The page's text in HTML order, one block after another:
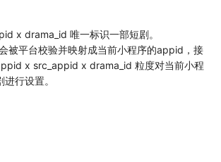
x drama_id 唯一标识一部短剧。
被平台校验并映射成当前小程序的appid，接
x src_appid x drama_id 粒度对当前小程
行设置。